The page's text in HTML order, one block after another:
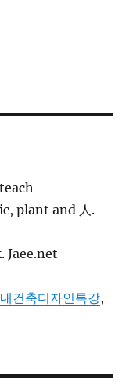
plant and 人.
Jaee.net
건축디자인특강,